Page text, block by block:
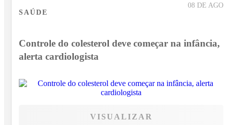
08 DE AGO
SAÚDE
Controle do colesterol deve começar na infância,
alerta cardiologista
VISUALIZAR